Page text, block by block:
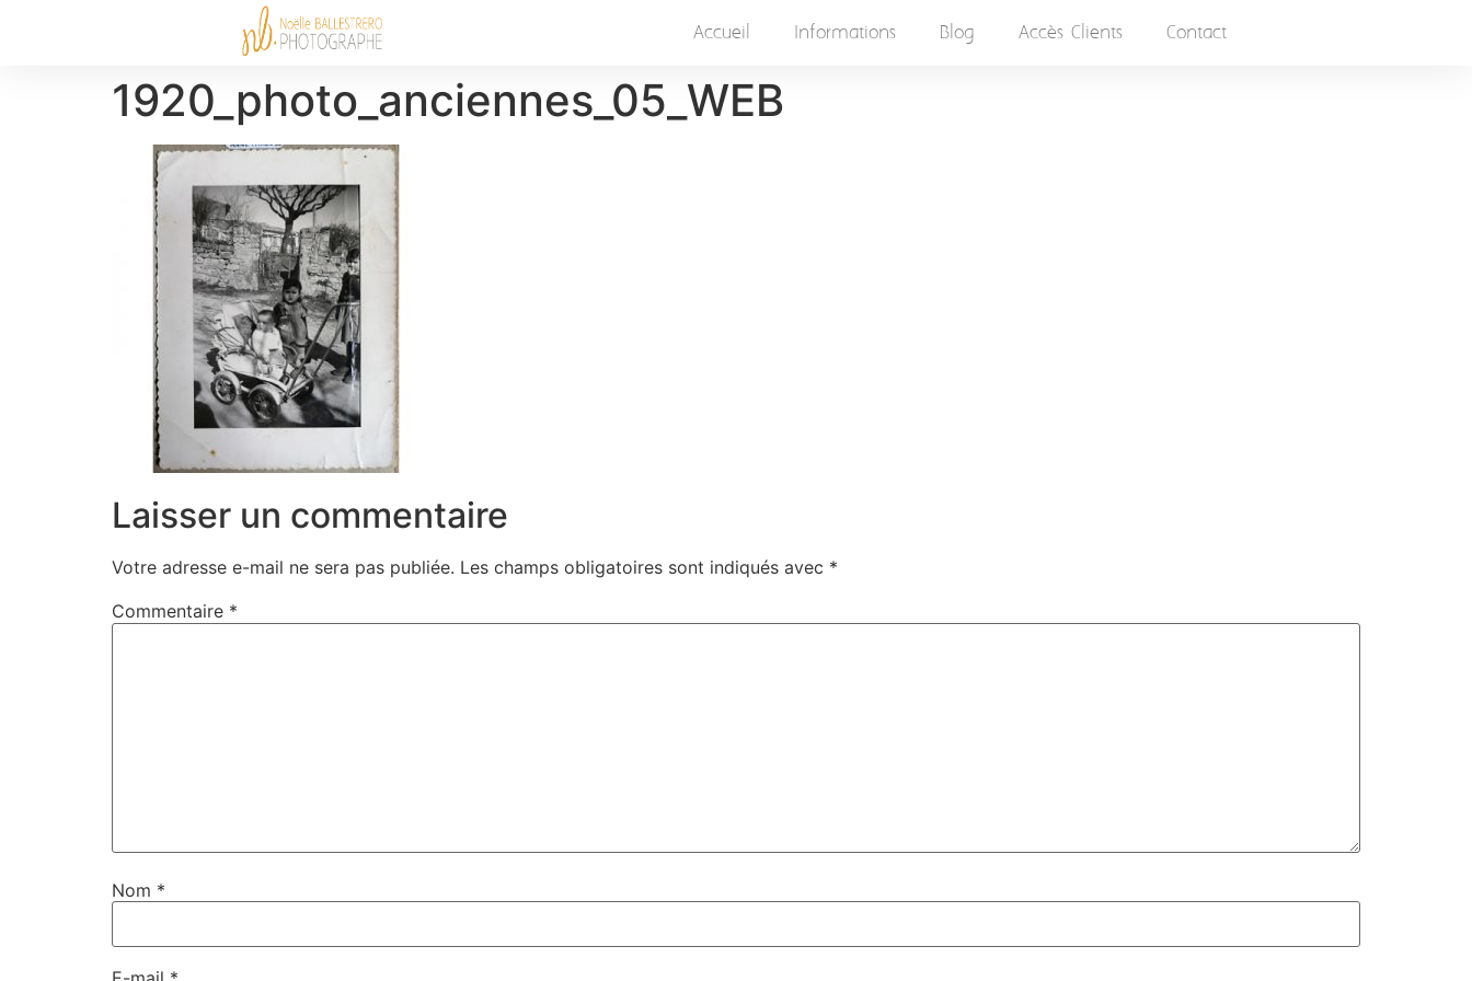
Accueil Informations Blog Accès Clients Contact
1920_photo_anciennes_05_WEB
Laisser un commentaire
Votre adresse e-mail ne sera pas publiée. Les champs obligatoires sont indiqués avec *
Commentaire *
Nom *